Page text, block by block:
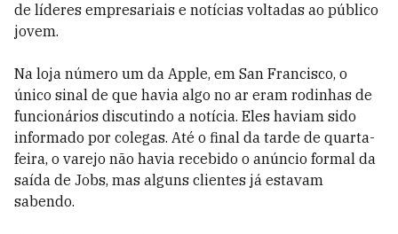
de líderes empresariais e notícias voltadas ao público
jovem.
Na loja número um da Apple, em San Francisco, o
único sinal de que havia algo no ar eram rodinhas de
funcionários discutindo a notícia. Eles haviam sido
informado por colegas. Até o final da tarde de quarta-
feira, o varejo não havia recebido o anúncio formal da
saída de Jobs, mas alguns clientes já estavam
sabendo.